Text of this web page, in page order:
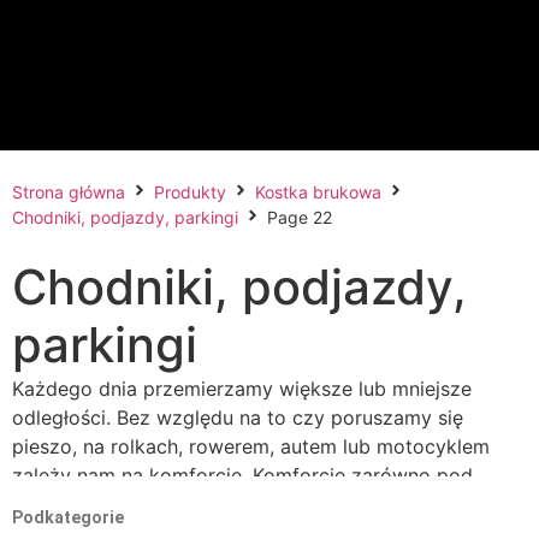
Strona główna Produkty
Kostka brukowa
Chodniki, podjazdy, parkingi
Page 22
Chodniki, podjazdy,
parkingi
Każdego dnia przemierzamy większe lub mniejsze
odległości. Bez względu na to czy poruszamy się
pieszo, na rolkach, rowerem, autem lub motocyklem
zależy nam na komforcie. Komforcie zarówno pod
kątem bezpieczeństwa poruszania się po danej
nawierzchni, lecz także komforcie estetycznym. Zawsze
Podkategorie